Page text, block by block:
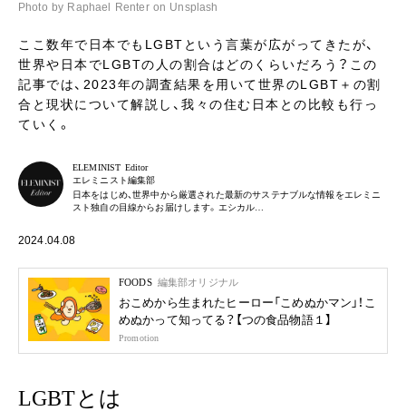
Photo by Raphael Renter on Unsplash
ここ数年で日本でもLGBTという言葉が広がってきたが、
世界や日本でLGBTの人の割合はどのくらいだろう？この
記事では、2023年の調査結果を用いて世界のLGBT＋の割
合と現状について解説し、我々の住む日本との比較も行っ
ていく。
ELEMINIST Editor
エレミニスト編集部
日本をはじめ、世界中から厳選された最新のサステナブルな情報をエレミニ
スト独自の目線からお届けします。エシカル…
2024.04.08
FOODS 編集部オリジナル
おこめから生まれたヒーロー「こめぬかマン」！こ
めぬかって知ってる？【つの食品物語１】
Promotion
LGBTとは